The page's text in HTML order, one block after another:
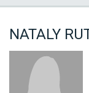
NATALY